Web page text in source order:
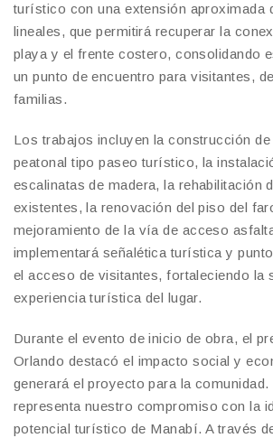
turístico con una extensión aproximada
lineales, que permitirá recuperar la
playa y el frente costero, consolidando
un punto de encuentro para visitantes,
familias.
Los trabajos incluyen la construcción de
peatonal tipo paseo turístico, la
escalinatas de madera, la rehabilitación
existentes, la renovación del piso del
mejoramiento de la vía de acceso
implementará señalética turística y
el acceso de visitantes, fortaleciendo la
experiencia turística del lugar.
Durante el evento de inicio de obra, el
Orlando destacó el impacto social y
generará el proyecto para la comunidad.
representa nuestro compromiso con la
potencial turístico de Manabí. A través